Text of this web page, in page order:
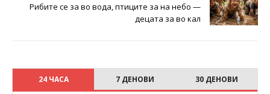
Рибите се за во вода, птиците за на небо —
децата за во кал
24 ЧАСА 7 ДЕНОВИ 30 ДЕНОВИ